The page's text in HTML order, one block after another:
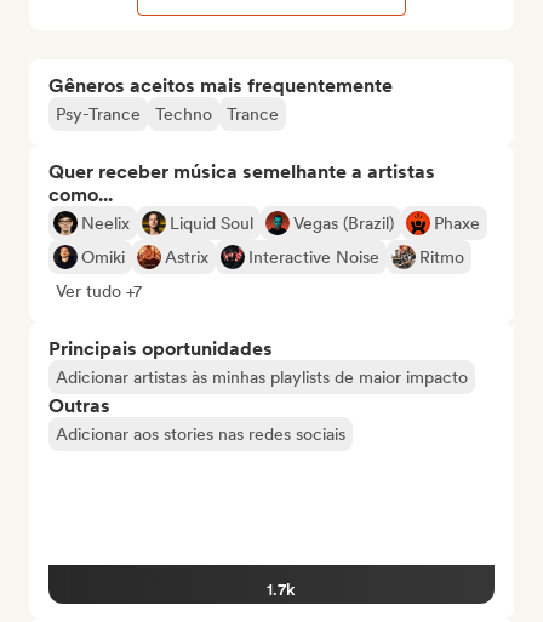
Gêneros aceitos mais frequentemente
Psy-Trance Techno Trance
Quer receber música semelhante a artistas
como...
Neelix Liquid Soul Vegas (Brazil)
Phaxe
Omiki
Astrix Interactive Noise
Ritmo
Ver tudo +7
Principais oportunidades
Adicionar artistas às minhas playlists de maior impacto
Outras
Adicionar aos stories nas redes sociais
1.7k